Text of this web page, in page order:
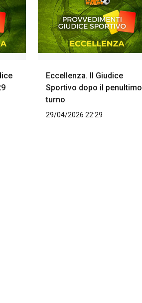
Eccellenza. Il Giudice
Sportivo dopo il penultimo
turno
29/04/2026 22:29